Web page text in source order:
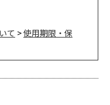
て >使用期限・保